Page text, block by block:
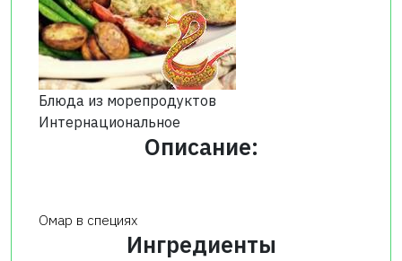
Блюда из морепродуктов
Интернациональное
Описание:
Омар в специях
Ингредиенты